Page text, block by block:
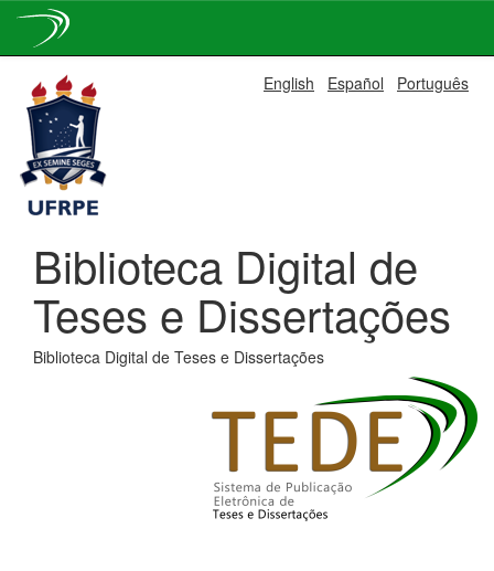
navigation
English Español Português
Biblioteca Digital de
Teses e Dissertações
Biblioteca Digital de Teses e Dissertações